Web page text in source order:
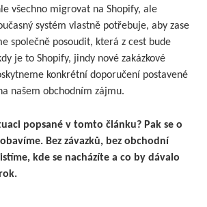
všechno migrovat na Shopify, ale
systém vlastně potřebuje, aby zase
společně posoudit, která z cest bude
je to Shopify, jindy nové zakázkové
konkrétní doporučení postavené
našem obchodním zájmu.
popsané v tomto článku? Pak se o
Bez závazků, bez obchodní
kde se nacházíte a co by dávalo